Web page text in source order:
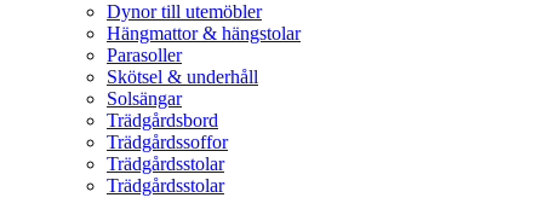
Dynor till utemöbler
Hängmattor & hängstolar
Parasoller
Skötsel & underhåll
Solsängar
Trädgårdsbord
Trädgårdssoffor
Trädgårdsstolar
Trädgårdsstolar